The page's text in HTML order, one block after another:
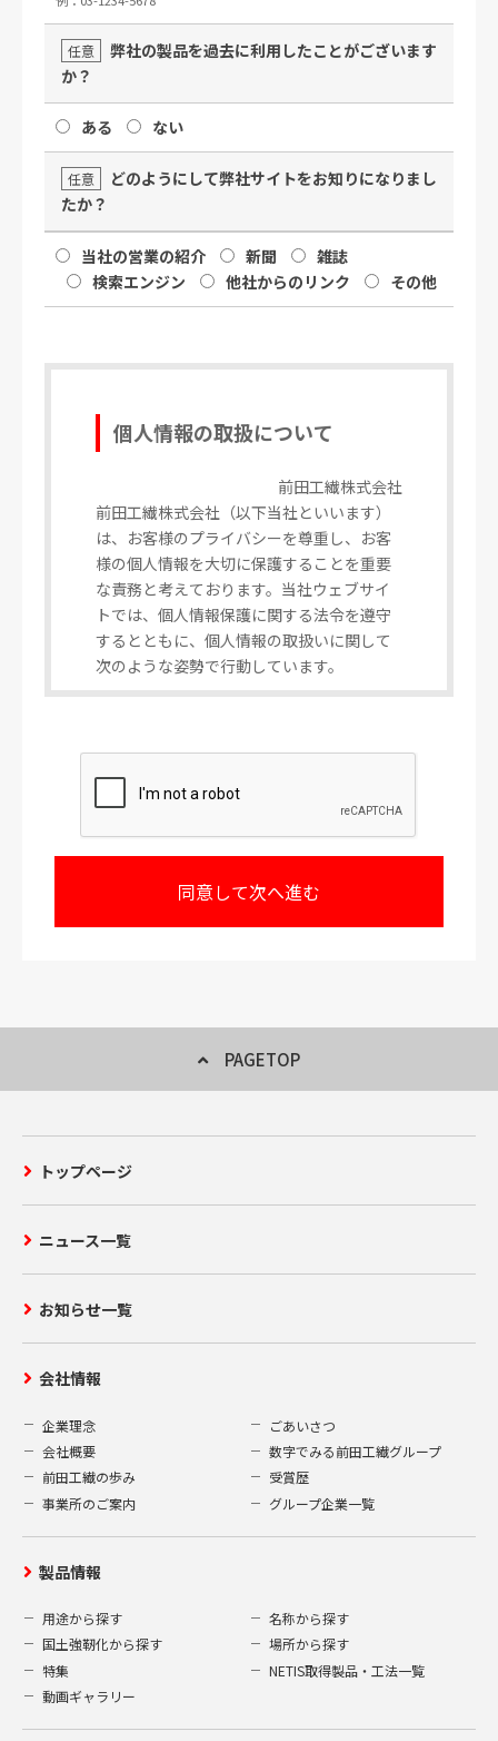
任意
弊社の製品を過去に利用したことがございます
か？
ある ない
任意
どのようにして弊社サイトをお知りになりまし
たか？
当社の営業の紹介 新聞
雑誌
検索エンジン
他社からのリンク その他
個人情報の取扱について
前田工繊株式会社
前田工繊株式会社（以下当社といいます）
は、お客様のプライバシーを尊重し、お客
様の個人情報を大切に保護することを重要
な責務と考えております。当社ウェブサイ
トでは、個人情報保護に関する法令を遵守
するとともに、個人情報の取扱いに関して
次のような姿勢で行動しています。
合、その情報はお客様からのお問い合わせ
並びにご要望に対し、当社が回答又は対応
するため、もしくは個人情報をご提供いた
報を、以下の場合を除き、第三者への開示
いただく為に、お客様からのお問い合
わせ・ご要望内容に関連する当社グル
ープ会社へ情報を開示する場合。
法令に基づく場合その他個人情報保護
法により第三者への提供が認められて
いる場合。
お客様にご承諾いただいた場合。
の申込みの受付、及びお客様からの当社へ
のお問い合わせ等を通して、お客様の氏
名、住所、電話番号、メールアドレス、勤
務先、所属部署等の個人情報を取得いたし
ます。
PAGETOP
トップページ
ニュース一覧
お知らせ一覧
会社情報
企業理念
ごあいさつ
会社概要
数字でみる前田工繊グループ
前田工繊の歩み
受賞歴
事業所のご案内
グループ企業一覧
製品情報
用途から探す
名称から探す
国土強靭化から探す
場所から探す
特集
NETIS取得製品・工法一覧
動画ギャラリー